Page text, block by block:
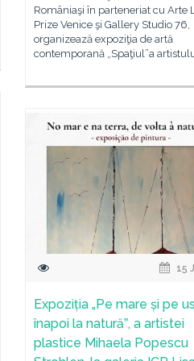
Româniaşi în parteneriat cu Arte
Prize Venice şi Gallery Studio 76,
organizează expoziţia de artă
contemporană „Spaţiul”a
15
Expoziția „Pe mare și pe
înapoi la naturăˮ, a artistei
plastice Mihaela Popescu